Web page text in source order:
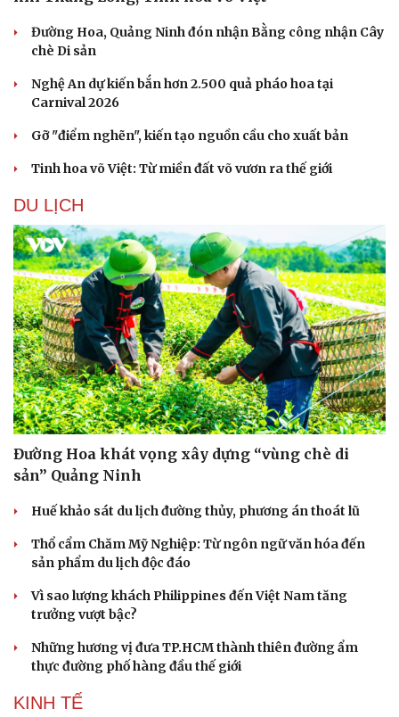
Đường Hoa, Quảng Ninh đón nhận Bằng công nhận Cây
chè Di sản
Nghệ An dự kiến bắn hơn 2.500 quả pháo hoa tại
Carnival 2026
Gỡ "điểm nghẽn", kiến tạo nguồn cầu cho xuất bản
Tinh hoa võ Việt: Từ miền đất võ vươn ra thế giới
DU LỊCH
Đường Hoa khát vọng xây dựng “vùng chè di
sản” Quảng Ninh
Huế khảo sát du lịch đường thủy, phương án thoát lũ
Thổ cẩm Chăm Mỹ Nghiệp: Từ ngôn ngữ văn hóa đến
sản phẩm du lịch độc đáo
Vì sao lượng khách Philippines đến Việt Nam tăng
trưởng vượt bậc?
Những hương vị đưa TP.HCM thành thiên đường ẩm
thực đường phố hàng đầu thế giới
KINH TẾ